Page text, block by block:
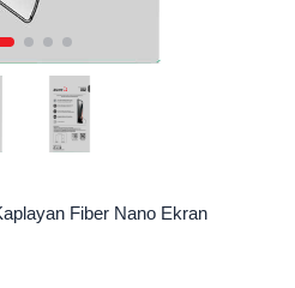
Fiber Nano Ekran